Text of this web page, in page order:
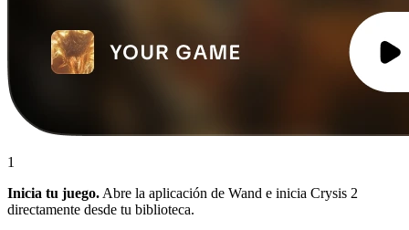
1
Inicia tu juego. Abre la aplicación de Wand e inicia Crysis 2
directamente desde tu biblioteca.